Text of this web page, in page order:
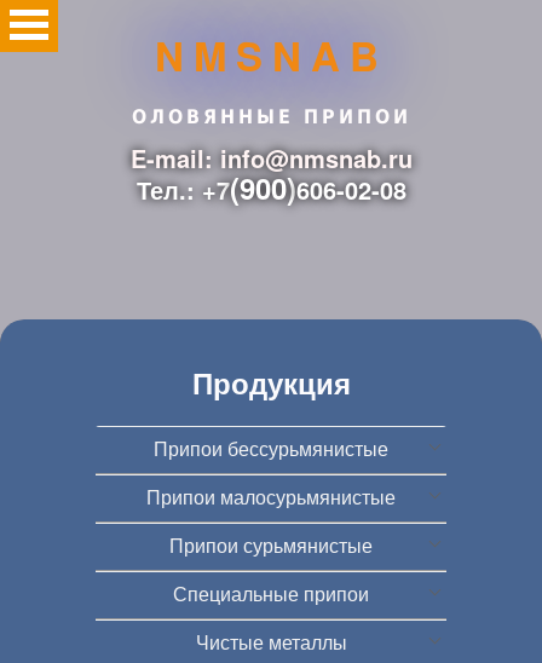
NMSNAB
ОЛОВЯННЫЕ ПРИПОИ
E-mail: info@nmsnab.ru
Тел.: +7(900)606-02-08
Продукция
Припои бессурьмянистые
Припои малосурьмянистые
Припои сурьмянистые
Специальные припои
Чистые металлы